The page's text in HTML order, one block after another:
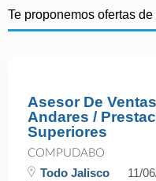
Te proponemos ofertas
Asesor De
Andares /
Superiores
COMPUDABO
Todo Jalisco 11/